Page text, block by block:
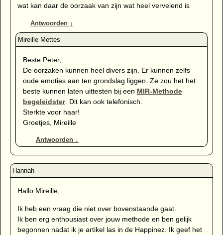
wat kan daar de oorzaak van zijn wat heel vervelend is
Antwoorden ↓
Beste Peter,
De oorzaken kunnen heel divers zijn. Er kunnen zelfs
oude emoties aan ten grondslag liggen. Ze zou het het
beste kunnen laten uittesten bij een MIR-Methode
begeleidster. Dit kan ook telefonisch.
Sterkte voor haar!
Groetjes, Mireille
Antwoorden ↓
Hallo Mireille,
Ik heb een vraag die niet over bovenstaande gaat.
Ik ben erg enthousiast over jouw methode en ben gelijk
begonnen nadat ik je artikel las in de Happinez. Ik geef het